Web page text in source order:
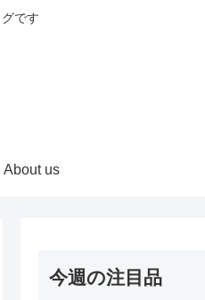
です
About us
今週の注目品